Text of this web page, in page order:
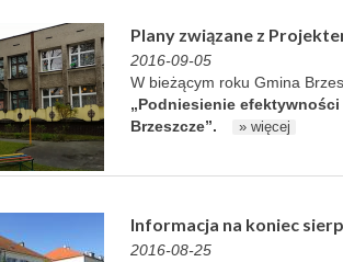
Plany związane z
2016-09-05
W bieżącym roku Gmina
„Podniesienie
Brzeszcze”.
» więcej
Informacja na koniec
2016-08-25